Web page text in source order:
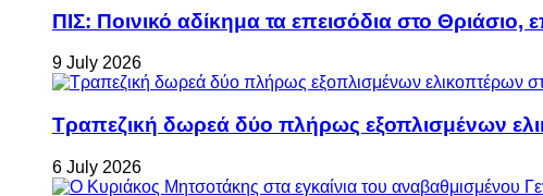
ΠΙΣ: Ποινικό αδίκημα τα επεισόδια στο
9 July 2026
Τραπεζική δωρεά δύο πλήρως εξοπλισμένων
6 July 2026